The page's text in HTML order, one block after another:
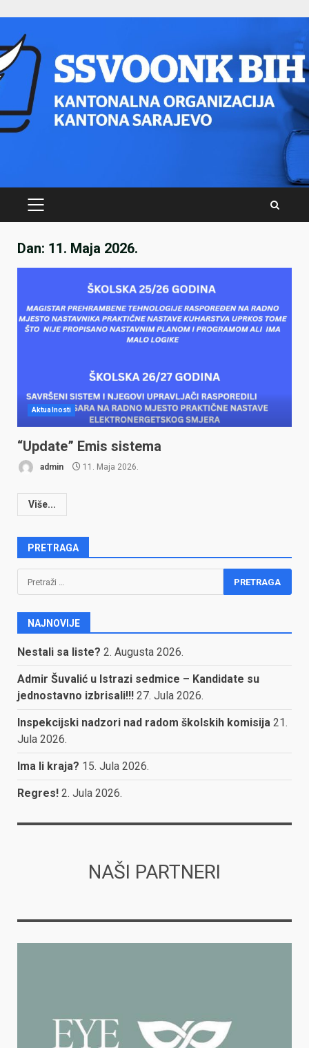
content
PRIMARY
Dan: 11. Maja 2026.
Aktualnosti
“Update” Emis sistema
admin 11. Maja 2026.
Više...
PRETRAGA
Pretraga:
NAJNOVIJE
Nestali sa liste? 2. Augusta 2026.
Admir Šuvalić u Istrazi sedmice – Kandidate su
jednostavno izbrisali!!! 27. Jula 2026.
Inspekcijski nadzori nad radom školskih komisija 21.
Jula 2026.
Ima li kraja? 15. Jula 2026.
Regres! 2. Jula 2026.
NAŠI PARTNERI